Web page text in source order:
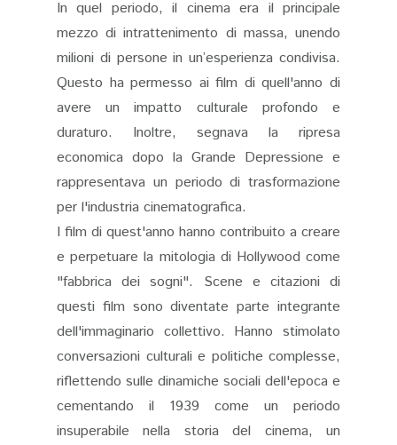
In quel periodo, il cinema era il principale
mezzo di intrattenimento di massa, unendo
milioni di persone in un’esperienza condivisa.
Questo ha permesso ai film di quell'anno di
avere un impatto culturale profondo e
duraturo. Inoltre, segnava la ripresa
economica dopo la Grande Depressione e
rappresentava un periodo di trasformazione
per l'industria cinematografica.
I film di quest'anno hanno contribuito a creare
e perpetuare la mitologia di Hollywood come
"fabbrica dei sogni". Scene e citazioni di
questi film sono diventate parte integrante
dell'immaginario collettivo. Hanno stimolato
conversazioni culturali e politiche complesse,
riflettendo sulle dinamiche sociali dell'epoca e
cementando il 1939 come un periodo
insuperabile nella storia del cinema, un